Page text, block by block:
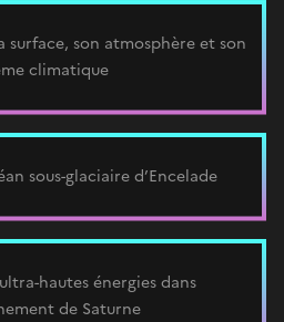
surface, son atmosphère et son
climatique
sous-glaciaire d’Encelade
hautes énergies dans
de Saturne